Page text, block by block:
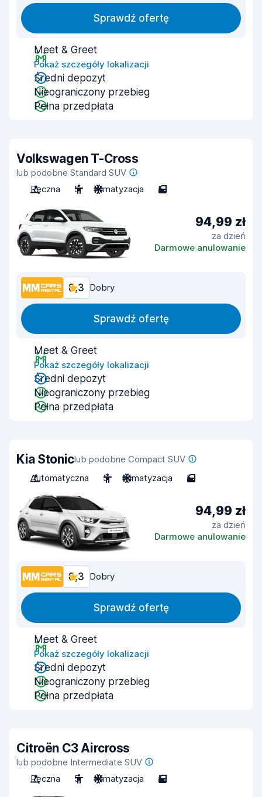
Sprawdź ofertę
Meet & Greet
Pokaż szczegóły lokalizacji
Średni depozyt
Nieograniczony przebieg
Pełna przedpłata
Volkswagen T-Cross
lub podobne Standard SUV
Ręczna
5 Klimatyzacja 5
94,99 zł
za dzień
Darmowe anulowanie
8,3 Dobry
Sprawdź ofertę
Meet & Greet
Pokaż szczegóły lokalizacji
Średni depozyt
Nieograniczony przebieg
Pełna przedpłata
Kia Stoniclub podobne Compact SUV
Automatyczna
5 Klimatyzacja 5
94,99 zł
za dzień
Darmowe anulowanie
8,3 Dobry
Sprawdź ofertę
Meet & Greet
Pokaż szczegóły lokalizacji
Średni depozyt
Nieograniczony przebieg
Pełna przedpłata
Citroën C3 Aircross
lub podobne Intermediate SUV
Ręczna
5 Klimatyzacja 5